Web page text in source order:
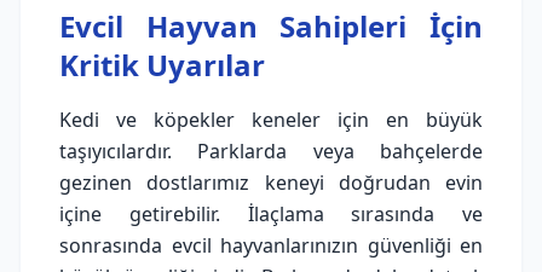
Evcil Hayvan Sahipleri İçin
Kritik Uyarılar
Kedi ve köpekler keneler için en büyük
taşıyıcılardır. Parklarda veya bahçelerde
gezinen dostlarımız keneyi doğrudan evin
içine getirebilir. İlaçlama sırasında ve
sonrasında evcil hayvanlarınızın güvenliği en